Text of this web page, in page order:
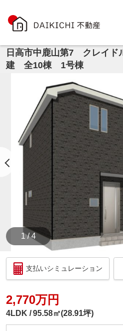
日高市中鹿山第7 クレイ
建 全10棟 1号棟
1 / 4
支払いシミュレーション
2,770万円
4LDK 95.58㎡(28.91坪)